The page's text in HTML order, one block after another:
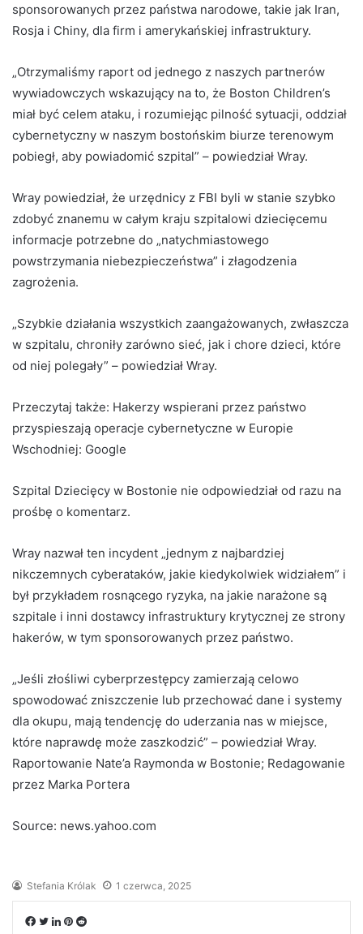
sponsorowanych przez państwa narodowe, takie jak Iran,
Rosja i Chiny, dla firm i amerykańskiej infrastruktury.
„Otrzymaliśmy raport od jednego z naszych partnerów
wywiadowczych wskazujący na to, że Boston Children’s
miał być celem ataku, i rozumiejąc pilność sytuacji, oddział
cybernetyczny w naszym bostońskim biurze terenowym
pobiegł, aby powiadomić szpital” – powiedział Wray.
Wray powiedział, że urzędnicy z FBI byli w stanie szybko
zdobyć znanemu w całym kraju szpitalowi dziecięcemu
informacje potrzebne do „natychmiastowego
powstrzymania niebezpieczeństwa” i złagodzenia
zagrożenia.
„Szybkie działania wszystkich zaangażowanych, zwłaszcza
w szpitalu, chroniły zarówno sieć, jak i chore dzieci, które
od niej polegały” – powiedział Wray.
Przeczytaj także: Hakerzy wspierani przez państwo
przyspieszają operacje cybernetyczne w Europie
Wschodniej: Google
Szpital Dziecięcy w Bostonie nie odpowiedział od razu na
prośbę o komentarz.
Wray nazwał ten incydent „jednym z najbardziej
nikczemnych cyberataków, jakie kiedykolwiek widziałem” i
był przykładem rosnącego ryzyka, na jakie narażone są
szpitale i inni dostawcy infrastruktury krytycznej ze strony
hakerów, w tym sponsorowanych przez państwo.
„Jeśli złośliwi cyberprzestępcy zamierzają celowo
spowodować zniszczenie lub przechować dane i systemy
dla okupu, mają tendencję do uderzania nas w miejsce,
które naprawdę może zaszkodzić” – powiedział Wray.
Raportowanie Nate’a Raymonda w Bostonie; Redagowanie
przez Marka Portera
Source: news.yahoo.com
Stefania Królak 1 czerwca, 2025
Facebook
Twitter
LinkedIn
Pinterest
Reddit